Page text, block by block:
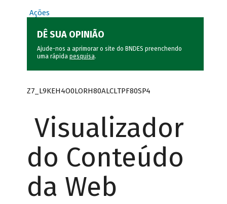
Ações
DÊ SUA OPINIÃO
Ajude-nos a aprimorar o site do BNDES preenchendo
uma rápida pesquisa.
Z7_L9KEH4O0LORH80ALCLTPF80SP4
Visualizador
do Conteúdo
da Web